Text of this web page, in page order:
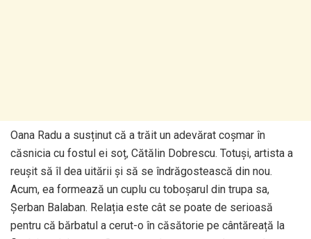
Oana Radu a susținut că a trăit un adevărat coșmar în
căsnicia cu fostul ei soț, Cătălin Dobrescu. Totuși, artista a
reușit să îl dea uitării și să se îndrăgostească din nou.
Acum, ea formează un cuplu cu toboșarul din trupa sa,
Șerban Balaban. Relația este cât se poate de serioasă
pentru că bărbatul a cerut-o în căsătorie pe cântăreață la